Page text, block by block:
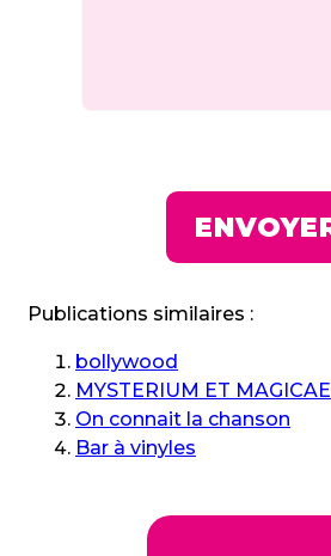
Publications similaires :
bollywood
MYSTERIUM ET MAGICAE
On connait la chanson
Bar à vinyles